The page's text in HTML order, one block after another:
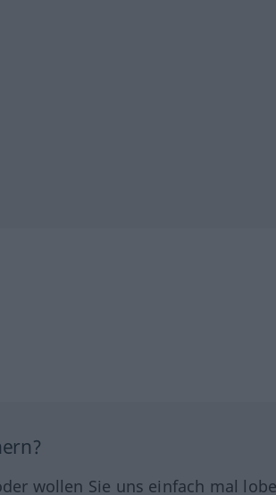
wollen Sie uns einfach mal